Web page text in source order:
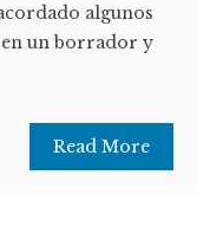
algunos
en un borrador y
Read More